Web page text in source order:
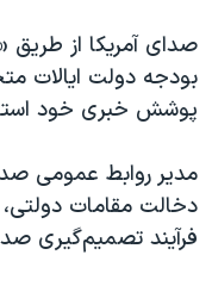
صدای آمریکا از طریق
بودجه دولت ایالات
پوشش خبری خود
مدیر روابط عمومی
دخالت مقامات
فرآیند تصمیم‌گیری